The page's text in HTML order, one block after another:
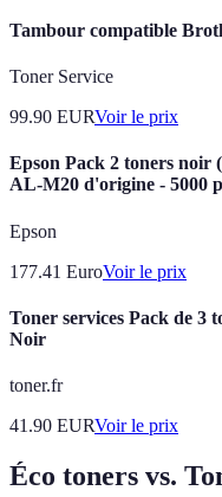
Tambour compatible
Toner Service
99.90 EURVoir le prix
Epson Pack 2 toners noir
AL-M20 d'origine - 5000
Epson
177.41 EuroVoir le prix
Toner services Pack de 3
Noir
toner.fr
41.90 EURVoir le prix
Éco toners vs.